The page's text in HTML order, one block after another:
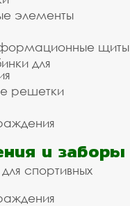
элементы
щиты
для
решетки
и заборы
спортивных